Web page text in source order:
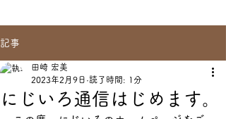
記事
にじいろ通信はじめます。
田崎 宏美
2023年2月9日 読了時間: 1分